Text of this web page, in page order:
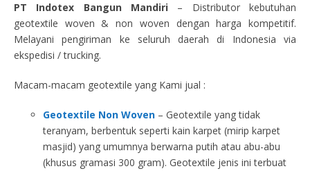
PT Indotex Bangun Mandiri – Distributor kebutuhan
geotextile woven & non woven dengan harga kompetitif.
Melayani pengiriman ke seluruh daerah di Indonesia via
ekspedisi / trucking.
Macam-macam geotextile yang Kami jual :
Geotextile Non Woven – Geotextile yang tidak
teranyam, berbentuk seperti kain karpet (mirip karpet
masjid) yang umumnya berwarna putih atau abu-abu
(khusus gramasi 300 gram). Geotextile jenis ini terbuat